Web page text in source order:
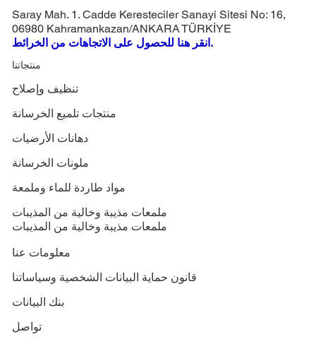
Saray Mah. 1. Cadde Keresteciler Sanayi Sitesi No: 16,
06980 Kahramankazan/ANKARA TÜRKİYE
انقر هنا للحصول على الاتجاهات من الخرائط.
منتجاتنا
تنظيف وإصلاح
منتجات تلميع الخرسانة
دهانات الأرضيات
ملونات الخرسانة
مواد طاردة للماء وملمعة
ملمعات مذيبة وخالية من المذيبات
ملمعات مذيبة وخالية من المذيبات
معلومات عنا
قانون حماية البيانات الشخصية وسياساتنا
بنك البيانات
تواصل